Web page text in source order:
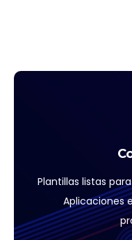
Plantillas listas
Aplicaciones